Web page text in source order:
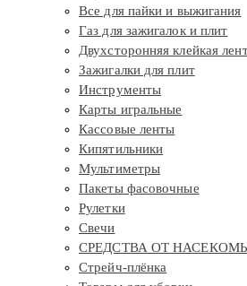
Все для пайки и выжигания
Газ для зажигалок и плит
Двухсторонняя клейкая
Зажигалки для плит
Инструменты
Карты игральные
Кассовые ленты
Кипятильники
Мультиметры
Пакеты фасовочные
Рулетки
Свечи
СРЕДСТВА ОТ
Стрейч-плёнка